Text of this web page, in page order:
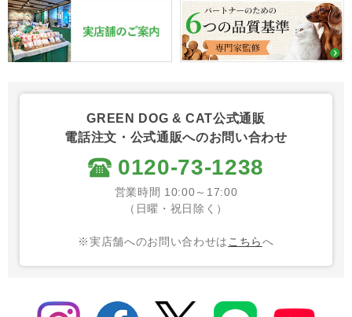
GREEN DOG & CAT公式通販
電話注文・公式通販へのお問い合わせ
0120-73-1238
営業時間 10:00～17:00
（日曜・祝日除く）
※実店舗へのお問い合わせはこちらへ